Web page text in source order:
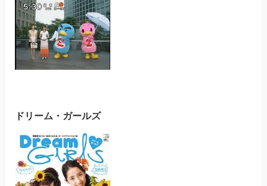
ドリーム・ガールズ